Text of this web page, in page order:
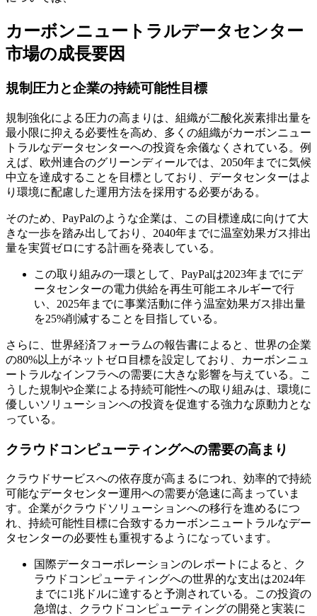
カーボンニュートラルデータセンター
市場の成長要因
規制圧力と企業の持続可能性目標
規制強化による圧力の高まりは、組織が二酸化炭素排出量を
最小限に抑える必要性を高め、多くの組織がカーボンニュー
トラルなデータセンターへの投資を余儀なくされている。例
えば、欧州連合のグリーンディールでは、2050年までに気候
中立を達成することを目標としており、データセンターはよ
り環境に配慮した運用方法を採用する必要がある。
そのため、PayPalのような企業は、この目標達成に向けて大
きな一歩を踏み出しており、2040年までに温室効果ガス排出
量を実質ゼロにする計画を発表している。
この取り組みの一環として、PayPalは2023年までにデ
ータセンターの電力供給を再生可能エネルギーで行
い、2025年までに事業活動に伴う温室効果ガス排出量
を25%削減することを目指している。
さらに、世界経済フォーラムの報告書によると、世界の企業
の80%以上がネットゼロ目標を設定しており、カーボンニュ
ートラルなインフラへの需要に大きな影響を与えている。こ
うした規制や企業による持続可能性への取り組みは、環境に
優しいソリューションへの投資を促進する強力な原動力とな
っている。
クラウドコンピューティングへの需要の高まり
クラウドサービスへの依存度が高まるにつれ、効率的で持続
可能なデータセンター運用への需要が急速に高まっていま
す。企業がクラウドソリューションへの移行を進めるにつ
れ、持続可能性目標に合致するカーボンニュートラルなデー
タセンターの必要性も重視するようになっています。
国際データコーポレーションのレポートによると、ク
ラウドコンピューティングへの世界的な支出は2024年
までに1兆ドルに達すると予測されている。この投資の
急増は、クラウドコンピューティングの開発と実装に